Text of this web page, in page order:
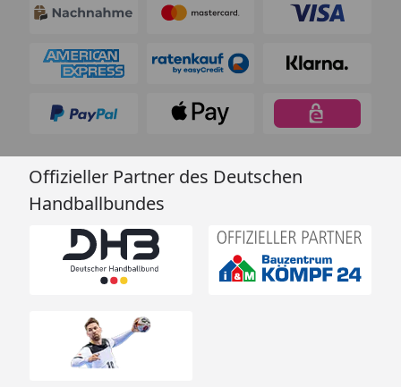
Offizieller Partner des Deutschen
Handballbundes